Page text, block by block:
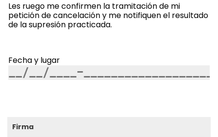
Les ruego me confirmen la tramitación de mi
petición de cancelación y me notifiquen el resultado
de la supresión practicada.
Fecha y lugar
Firma